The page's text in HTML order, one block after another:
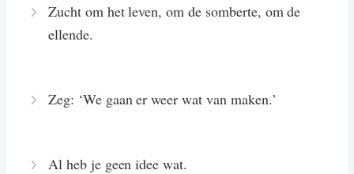
Zucht om het leven, om de somberte, om de
ellende.
Zeg: ‘We gaan er weer wat van maken.’
Al heb je geen idee wat.